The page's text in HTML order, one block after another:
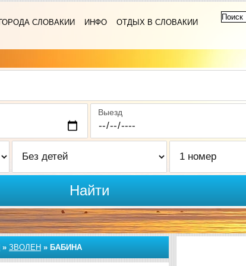
ГОРОДА СЛОВАКИИ ИНФО
ОТДЫХ В СЛОВАКИИ
Выезд
Найти
» ЗВОЛЕН » БАБИНА